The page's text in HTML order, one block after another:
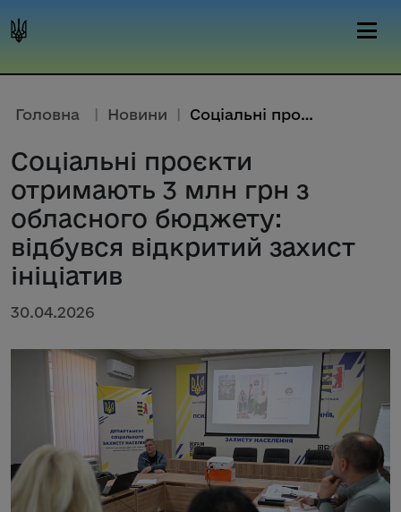
Головна | Новини | Соціальні проєкти отримають 3 ...
Соціальні проєкти
отримають 3 млн грн з
обласного бюджету:
відбувся відкритий захист
ініціатив
30.04.2026